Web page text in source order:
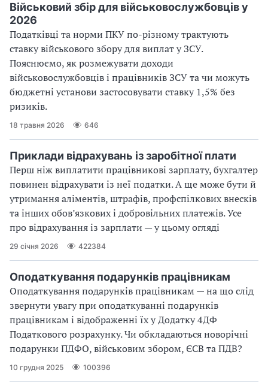
Військовий збір для військовослужбовців у
2026
Податківці та норми ПКУ по-різному трактують
ставку військового збору для виплат у ЗСУ.
Пояснюємо, як розмежувати доходи
військовослужбовців і працівників ЗСУ та чи можуть
бюджетні установи застосовувати ставку 1,5% без
ризиків.
18 травня 2026 646
Приклади відрахувань із заробітної плати
Перш ніж виплатити працівникові зарплату, бухгалтер
повинен відрахувати із неї податки. А ще може бути й
утримання аліментів, штрафів, профспілкових внесків
та інших обов’язкових і добровільних платежів. Усе
про відрахування із зарплати — у цьому огляді
29 січня 2026 422384
Оподаткування подарунків працівникам
Оподаткування подарунків працівникам — на що слід
звернути увагу при оподаткуванні подарунків
працівникам і відображенні їх у Додатку 4ДФ
Податкового розрахунку. Чи обкладаються новорічні
подарунки ПДФО, військовим збором, ЄСВ та ПДВ?
10 грудня 2025 100396